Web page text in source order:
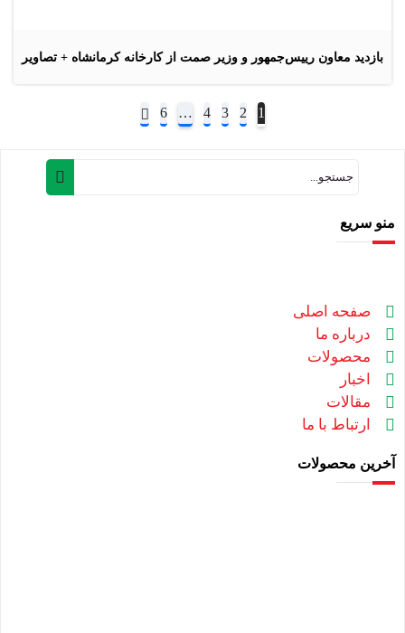
بازدید معاون رییس‌جمهور و وزیر صمت از کارخانه کرمانشاه + تصاویر
1
2
3
4
…
6
منو سریع
صفحه اصلی
درباره ما
محصولات
اخبار
مقالات
ارتباط با ما
آخرین محصولات